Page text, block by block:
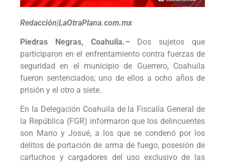
Redacción|LaOtraPlana.com.mx
Piedras Negras, Coahuila.– Dos sujetos que
participaron en el enfrentamiento contra fuerzas de
seguridad en el municipio de Guerrero, Coahuila
fueron sentenciados; uno de ellos a ocho años de
prisión y el otro a siete.
En la Delegación Coahuila de la Fiscalía General de
la República (FGR) informaron que los delincuentes
son Mario y Josué, a los que se condenó por los
delitos de portación de arma de fuego, posesión de
cartuchos y cargadores del uso exclusivo de las